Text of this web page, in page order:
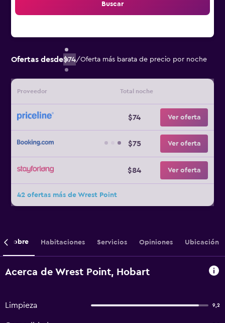
Buscar
Ofertas desde$74/Oferta más barata de precio por noche
Proveedor Total noche
$74 Ver oferta
$75 Ver oferta
$84 Ver oferta
42 ofertas más de Wrest Point
Sobre Habitaciones Servicios Opiniones Ubicación
Acerca de Wrest Point, Hobart
Limpieza 9,2